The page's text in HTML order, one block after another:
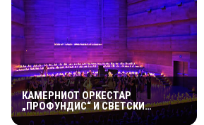
КАМЕРНИОТ ОРКЕСТАР
„ПРОФУНДИС“ И СВЕТСКИ
ПОЗНАТИОТ ВИОЛИНИСТ СТЕФАН